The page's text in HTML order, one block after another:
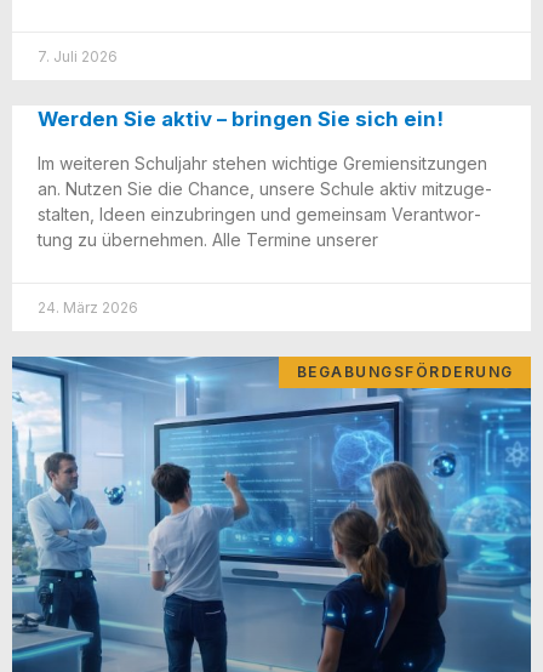
7. Juli 2026
Werden Sie aktiv – bringen Sie sich ein!
Im wei­te­ren Schul­jahr ste­hen wich­ti­ge Gre­mi­en­sit­zun­gen
an. Nut­zen Sie die Chan­ce, unse­re Schu­le aktiv mit­zu­ge­
stal­ten, Ideen ein­zu­brin­gen und gemein­sam Ver­ant­wor­
tung zu über­neh­men. Alle Ter­mi­ne unserer
24. März 2026
BEGABUNGSFÖRDERUNG